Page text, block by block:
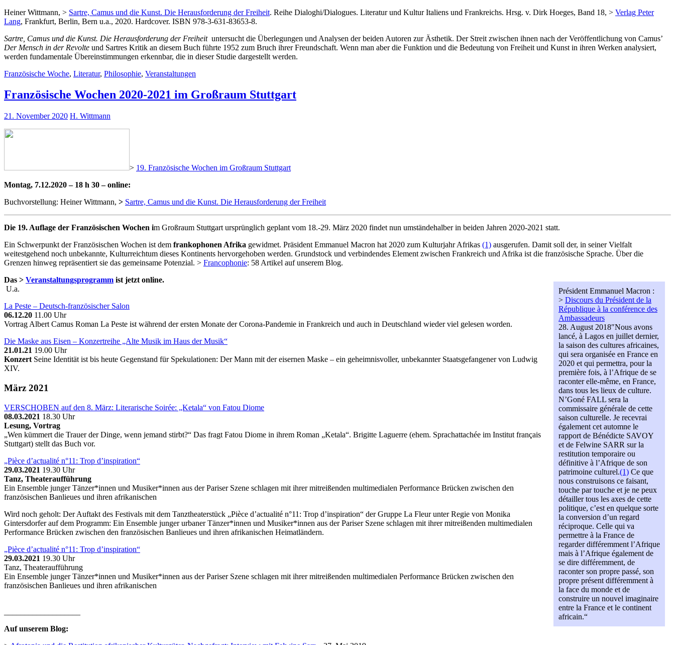
Heiner Wittmann, > Sartre, Camus und die Kunst. Die Herausforderung der Freiheit. Reihe Dialoghi/Dialogues. Literatur und Kultur Italiens und Frankreichs. Hrsg. v. Dirk Hoeges, Band 18, > Verlag Peter
Lang, Frankfurt, Berlin, Bern u.a., 2020. Hardcover. ISBN 978-3-631-83653-8.
Sartre, Camus und die Kunst. Die Herausforderung der Freiheituntersucht die Überlegungen und Analysen der beiden Autoren zur Ästhetik. Der Streit zwischen ihnen nach der Veröffentlichung von Camusʼ
Der Mensch in der Revolte und Sartres Kritik an diesem Buch führte 1952 zum Bruch ihrer Freundschaft. Wenn man aber die Funktion und die Bedeutung von Freiheit und Kunst in ihren Werken analysiert,
werden fundamentale Übereinstimmungen erkennbar, die in dieser Studie dargestellt werden.
Französische Woche, Literatur, Philosophie, Veranstaltungen
Französische Wochen 2020-2021 im Großraum Stuttgart
21. November 2020 H. Wittmann
> 19. Französische Wochen im Großraum Stuttgart
Montag, 7.12.2020 – 18 h 30 – online:
Buchvorstellung: Heiner Wittmann, > Sartre, Camus und die Kunst. Die Herausforderung der Freiheit
Die 19. Auflage der Französischen Wochen im Großraum Stuttgart ursprünglich geplant vom 18.-29. März 2020 findet nun umständehalber in beiden Jahren 2020-2021 statt.
Ein Schwerpunkt der Französischen Wochen ist dem frankophonen Afrika gewidmet. Präsident Emmanuel Macron hat 2020 zum Kulturjahr Afrikas (1) ausgerufen. Damit soll der, in seiner Vielfalt
weitestgehend noch unbekannte, Kulturreichtum dieses Kontinents hervorgehoben werden. Grundstock und verbindendes Element zwischen Frankreich und Afrika ist die französische Sprache. Über die
Grenzen hinweg repräsentiert sie das gemeinsame Potenzial. > Francophonie: 58 Artikel auf unserem Blog.
Président Emmanuel Macron :
> Discours du Président de la
République à la conférence des
Ambassadeurs
28. August 2018″Nous avons
lancé, à Lagos en juillet dernier,
la saison des cultures africaines,
qui sera organisée en France en
2020 et qui permettra, pour la
première fois, à l’Afrique de se
raconter elle-même, en France,
dans tous les lieux de culture.
N’Goné FALL sera la
commissaire générale de cette
saison culturelle. Je recevrai
également cet automne le
rapport de Bénédicte SAVOY
et de Felwine SARR sur la
restitution temporaire ou
définitive à l’Afrique de son
patrimoine culturel.(1) Ce que
nous construisons ce faisant,
touche par touche et je ne peux
détailler tous les axes de cette
politique, c’est en quelque sorte
la conversion d’un regard
réciproque. Celle qui va
permettre à la France de
regarder différemment l’Afrique
mais à l’Afrique également de
se dire différemment, de
raconter son propre passé, son
propre présent différemment à
la face du monde et de
construire un nouvel imaginaire
entre la France et le continent
africain.“
Das > Veranstaltungsprogramm ist jetzt online.
U.a.
La Peste – Deutsch-französischer Salon
06.12.20 11.00 Uhr
Vortrag Albert Camus Roman La Peste ist während der ersten Monate der Corona-Pandemie in Frankreich und auch in Deutschland wieder viel gelesen worden.
Die Maske aus Eisen – Konzertreihe „Alte Musik im Haus der Musik“
21.01.21 19.00 Uhr
Konzert Seine Identität ist bis heute Gegenstand für Spekulationen: Der Mann mit der eisernen Maske – ein geheimnisvoller, unbekannter Staatsgefangener von Ludwig
XIV.
März 2021
VERSCHOBEN auf den 8. März: Literarische Soirée: „Ketala“ von Fatou Diome
08.03.2021 18.30 Uhr
Lesung, Vortrag
„Wen kümmert die Trauer der Dinge, wenn jemand stirbt?“ Das fragt Fatou Diome in ihrem Roman „Ketala“. Brigitte Laguerre (ehem. Sprachattachée im Institut français
Stuttgart) stellt das Buch vor.
„Pièce d’actualité n°11: Trop d’inspiration“
29.03.2021 19.30 Uhr
Tanz, Theateraufführung
Ein Ensemble junger Tänzer*innen und Musiker*innen aus der Pariser Szene schlagen mit ihrer mitreißenden multimedialen Performance Brücken zwischen den
französischen Banlieues und ihren afrikanischen
Wird noch geholt: Der Auftakt des Festivals mit dem Tanztheaterstück „Pièce d’actualité n°11: Trop d’inspiration“ der Gruppe La Fleur unter Regie von Monika
Gintersdorfer auf dem Programm: Ein Ensemble junger urbaner Tänzer*innen und Musiker*innen aus der Pariser Szene schlagen mit ihrer mitreißenden multimedialen
Performance Brücken zwischen den französischen Banlieues und ihren afrikanischen Heimatländern.
„Pièce d’actualité n°11: Trop d’inspiration“
29.03.2021 19.30 Uhr
Tanz, Theateraufführung
Ein Ensemble junger Tänzer*innen und Musiker*innen aus der Pariser Szene schlagen mit ihrer mitreißenden multimedialen Performance Brücken zwischen den
französischen Banlieues und ihren afrikanischen
Auf unserem Blog: